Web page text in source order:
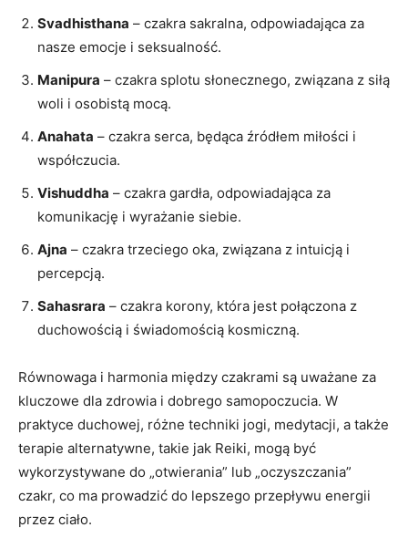
Svadhisthana – czakra sakralna, odpowiadająca za
nasze emocje i seksualność.
Manipura – czakra splotu słonecznego, związana z siłą
woli i osobistą mocą.
Anahata – czakra serca, będąca źródłem miłości i
współczucia.
Vishuddha – czakra gardła, odpowiadająca za
komunikację i wyrażanie siebie.
Ajna – czakra trzeciego oka, związana z intuicją i
percepcją.
Sahasrara – czakra korony, która jest połączona z
duchowością i świadomością kosmiczną.
Równowaga i harmonia między czakrami są uważane za
kluczowe dla zdrowia i dobrego samopoczucia. W
praktyce duchowej, różne techniki jogi, medytacji, a także
terapie alternatywne, takie jak Reiki, mogą być
wykorzystywane do „otwierania” lub „oczyszczania”
czakr, co ma prowadzić do lepszego przepływu energii
przez ciało.